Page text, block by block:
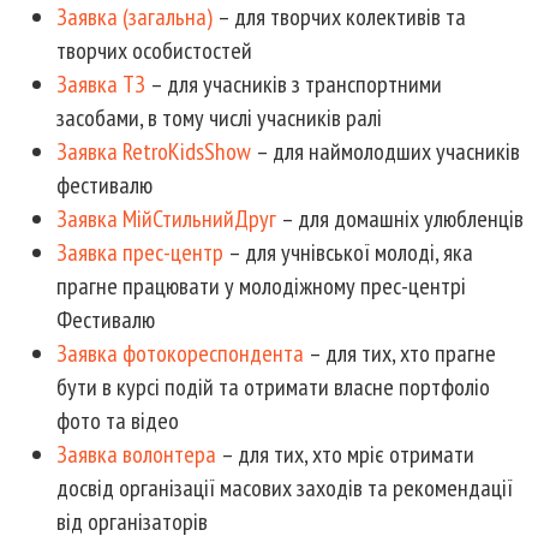
Заявка (загальна) – для творчих колективів та
творчих особистостей
Заявка ТЗ – для учасників з транспортними
засобами, в тому числі учасників ралі
Заявка RetroKidsShow – для наймолодших учасників
фестивалю
Заявка МійСтильнийДруг – для домашніх улюбленців
Заявка прес-центр – для учнівської молоді, яка
прагне працювати у молодіжному прес-центрі
Фестивалю
Заявка фотокореспондента – для тих, хто прагне
бути в курсі подій та отримати власне портфоліо
фото та відео
Заявка волонтера – для тих, хто мріє отримати
досвід організації масових заходів та рекомендації
від організаторів